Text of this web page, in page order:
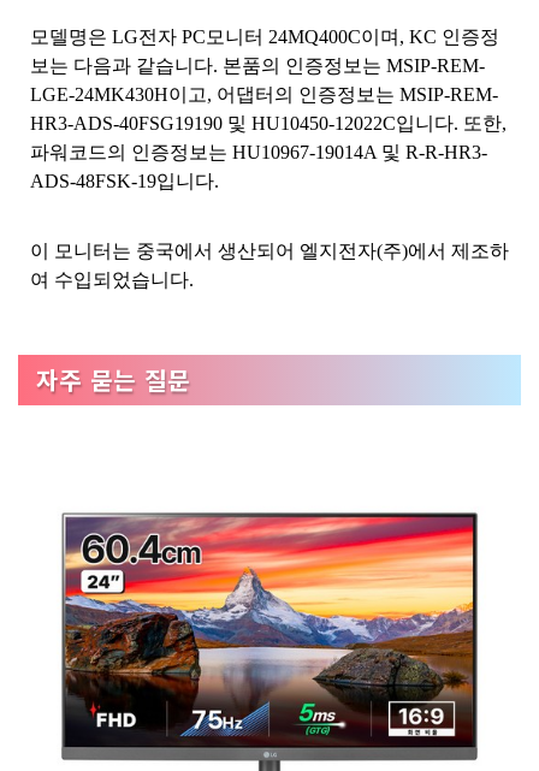
모델명은 LG전자 PC모니터 24MQ400C이며, KC 인증정
보는 다음과 같습니다. 본품의 인증정보는 MSIP-REM-
LGE-24MK430H이고, 어댑터의 인증정보는 MSIP-REM-
HR3-ADS-40FSG19190 및 HU10450-12022C입니다. 또한,
파워코드의 인증정보는 HU10967-19014A 및 R-R-HR3-
ADS-48FSK-19입니다.
이 모니터는 중국에서 생산되어 엘지전자(주)에서 제조하
여 수입되었습니다.
자주 묻는 질문